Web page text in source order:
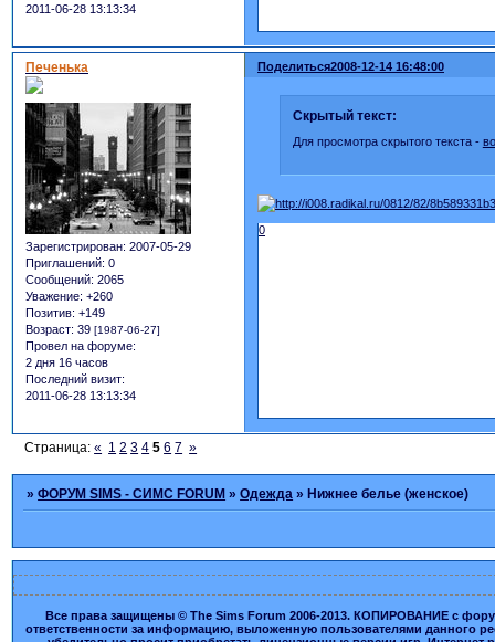
2011-06-28 13:13:34
Поделиться2008-12-14 16:48:00
Печенька
Зарегистрирован: 2007-05-29
Приглашений: 0
Сообщений: 2065
Уважение: +260
Позитив: +149
Возраст: 39 [1987-06-27]
Провел на форуме:
2 дня 16 часов
Последний визит:
2011-06-28 13:13:34
Скрытый текст:
Для просмотра скрытого текста -
0
Страница:« 1 2 3 4 5 6 7 »
»ФОРУМ SIMS - СИМС FORUM »Одежда »Нижнее белье (женское)
Все права защищены © The Sims Forum 2006-2013. КОПИРОВАНИЕ с
ответственности за информацию, выложенную пользователями данного